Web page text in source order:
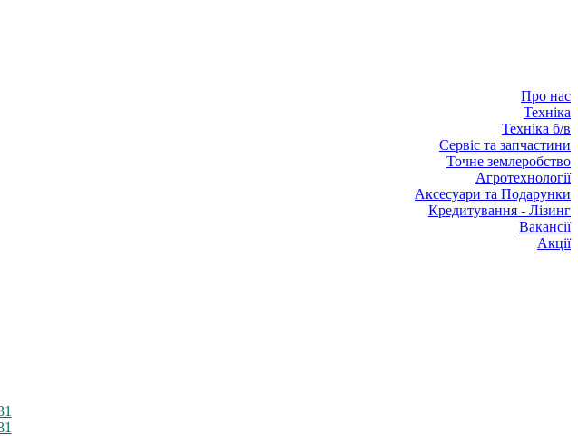
Про нас
Техніка
Техніка б/в
Сервіс та запчастини
Точне землеробство
Агротехнології
Аксесуари та Подарунки
Кредитування - Лізинг
Вакансії
Акції